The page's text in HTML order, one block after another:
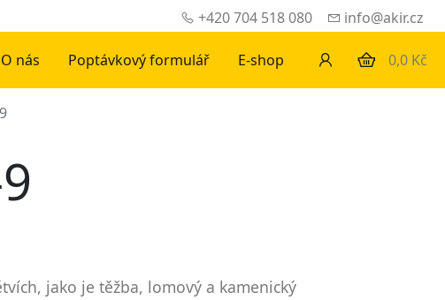
+420 704 518 080 info@akir.cz
O nás Poptávkový formulář E-shop 0,0 Kč
jako je těžba, lomový a kamenický